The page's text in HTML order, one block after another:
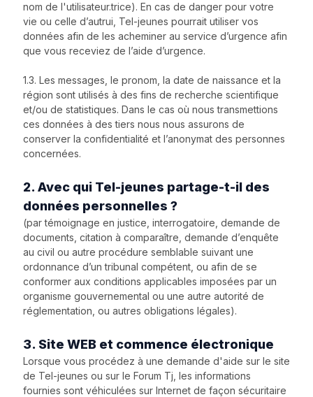
nom de l'utilisateur.trice). En cas de danger pour votre
vie ou celle d’autrui, Tel-jeunes pourrait utiliser vos
données afin de les acheminer au service d’urgence afin
que vous receviez de l’aide d’urgence.
1.3. Les messages, le pronom, la date de naissance et la
région sont utilisés à des fins de recherche scientifique
et/ou de statistiques. Dans le cas où nous transmettions
ces données à des tiers nous nous assurons de
conserver la confidentialité et l’anonymat des personnes
concernées.
2. Avec qui Tel-jeunes partage-t-il des
données personnelles ?
(par témoignage en justice, interrogatoire, demande de
documents, citation à comparaître, demande d’enquête
au civil ou autre procédure semblable suivant une
ordonnance d’un tribunal compétent, ou afin de se
conformer aux conditions applicables imposées par un
organisme gouvernemental ou une autre autorité de
réglementation, ou autres obligations légales).
3. Site WEB et commence électronique
Lorsque vous procédez à une demande d'aide sur le site
de Tel-jeunes ou sur le Forum Tj, les informations
fournies sont véhiculées sur Internet de façon sécuritaire